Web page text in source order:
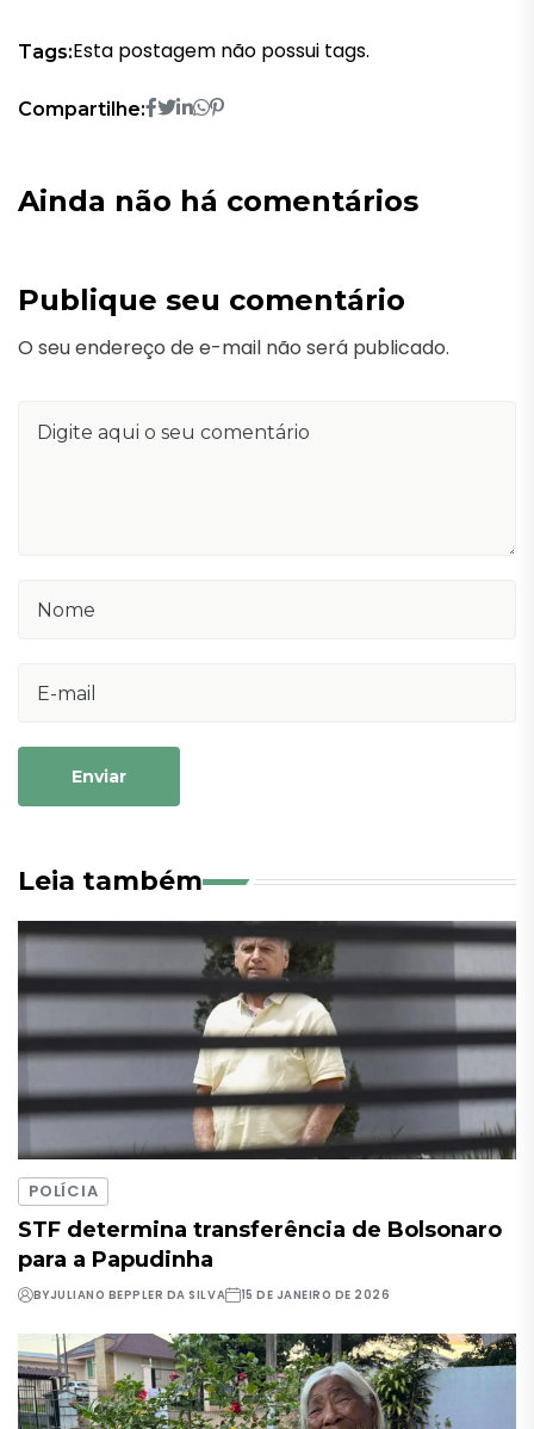
Tags:Esta postagem não possui tags.
Compartilhe:
Ainda não há comentários
Publique seu comentário
O seu endereço de e-mail não será publicado.
Enviar
Leia também
POLÍCIA
STF determina transferência de Bolsonaro
para a Papudinha
BYJULIANO BEPPLER DA SILVA 15 DE JANEIRO DE 2026